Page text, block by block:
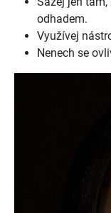
odhadem.
Využívej
Nenech se